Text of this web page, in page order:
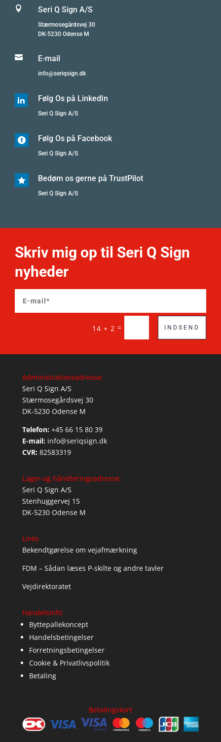
 Seri Q Sign A/S
Stærmosegårdsvej 30
DK-5230 Odense M
 E-mail
info@seriqsign.dk
 Følg Os på LinkedIn
Seri Q Sign A/S
 Følg Os på Facebook
Seri Q Sign A/S
 Bedøm os gerne på TrustPilot
Seri Q Sign A/S
Skriv mig op til Seri Q Sign
nyheder
14 + 2 = INDSEND
Administrationsadresse:
Seri Q Sign A/S
Stærmosegårdsvej 30
DK-5230 Odense M
Telefon: +45 66 15 80 39
E-mail: info@seriqsign.dk
CVR: 82583319
Lager-og håndteringsadresse:
Seri Q Sign A/S
Stenhuggervej 15
DK-5230 Odense M
Links
Bekendtgørelse om vejafmærkning
FDM – Sådan læses P-skilte og andre tavler
Vejdirektoratet
Handelsinfo
Byttepallekoncept
Handelsbetingelser
Forretningsbetingelser
Cookie & Privatlivspolitik
Betaling
Betalingskort